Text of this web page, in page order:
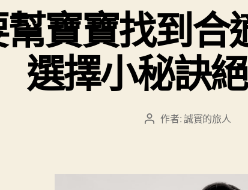
寶寶找到合
選擇小秘訣
文 作者:誠實的旅人